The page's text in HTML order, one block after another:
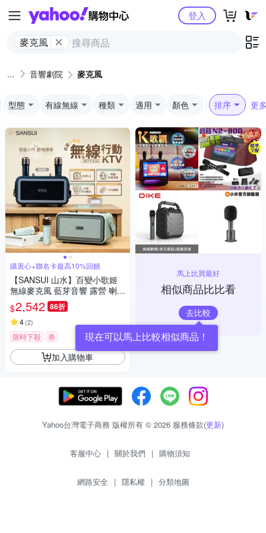
Yahoo購物中心
麥克風
登入
音響劇院 麥克風
型態 有線無線 種類 適用 顏色 排序 更
購衷心+聯名卡最高10%回饋
【SANSUI 山水】百變小歌姬
無線麥克風 藍芽音響 露營 喇叭
卡拉OK (SKTV-K33)
$2,542 86折
4(2)
限時下殺 券
加入購物車
馬上比買最好
相似商品比比看
去比較
現在可以馬上比較相似商品！
Yahoo台灣電子商務 版權所有 © 2026 服務條款(更新)
客服中心 | 關於我們 | 購物須知
網路安全 | 隱私權 | 分類地圖